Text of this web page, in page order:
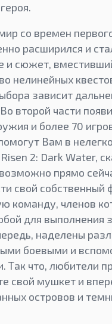
со времен
расширился и
и сюжет,
нелинейных
зависит
второй части
и более 70
Вам в
2: Dark Water,
прямо
свой собственный
команду, членов
для выполнения
наделены
боевыми и
Так что, любители
свой мушкет и
островов и